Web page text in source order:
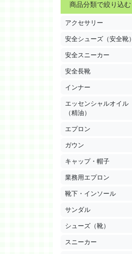
商品分類で絞り込む
アクセサリー
安全シューズ（安全靴）
安全スニーカー
安全長靴
インナー
エッセンシャルオイル
（精油）
エプロン
ガウン
キャップ・帽子
業務用エプロン
靴下・インソール
サンダル
シューズ（靴）
スニーカー